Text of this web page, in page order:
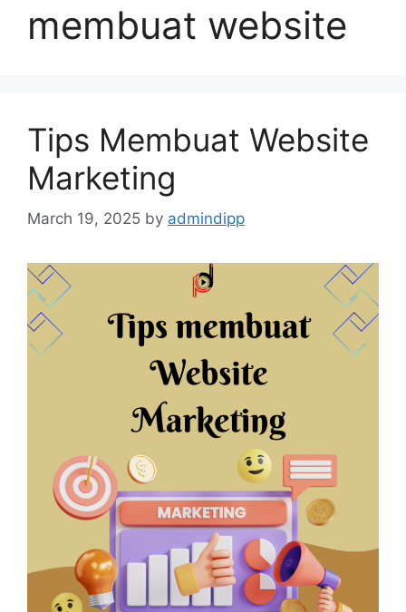
membuat website
Tips Membuat Website
Marketing
March 19, 2025 by admindipp